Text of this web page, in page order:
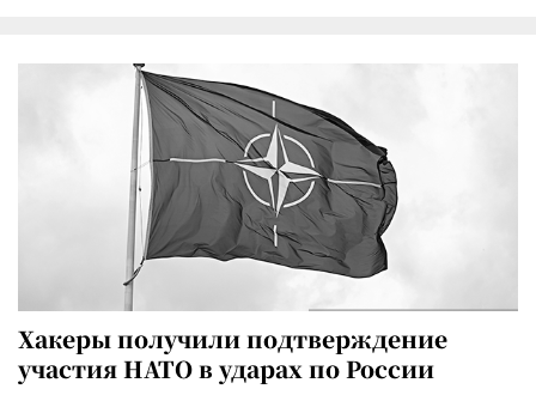
Хакеры получили подтверждение
участия НАТО в ударах по России